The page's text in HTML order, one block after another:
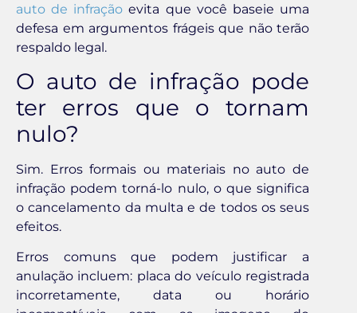
auto de infração evita que você baseie uma
defesa em argumentos frágeis que não terão
respaldo legal.
O auto de infração pode
ter erros que o tornam
nulo?
Sim. Erros formais ou materiais no auto de
infração podem torná-lo nulo, o que significa
o cancelamento da multa e de todos os seus
efeitos.
Erros comuns que podem justificar a
anulação incluem: placa do veículo registrada
incorretamente, data ou horário